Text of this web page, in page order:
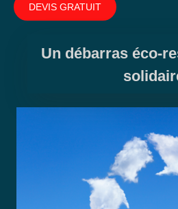
DEVIS GRATUIT
Un débarras éco-